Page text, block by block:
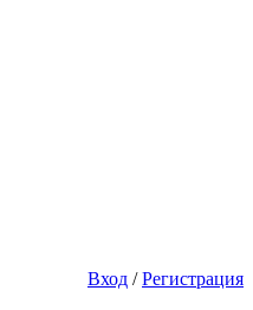
Вход /Регистрация